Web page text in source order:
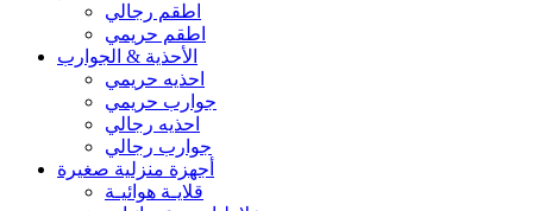
اطقم رجالي
اطقم حريمي
الأحذية & الجوارب
احذيه حريمي
جوارب حريمي
احذيه رجالي
جوارب رجالي
أجهزة منزلية صغيرة
قلايـة هوائيـة